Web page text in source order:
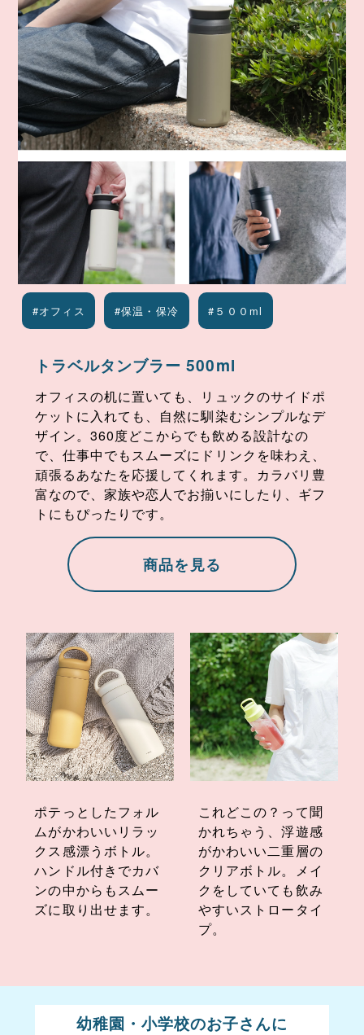
#オフィス #保温・保冷 #５００ml
トラベルタンブラー 500ml
オフィスの机に置いても、リュックのサイドポ
ケットに入れても、自然に馴染むシンプルなデ
ザイン。360度どこからでも飲める設計なの
で、仕事中でもスムーズにドリンクを味わえ、
頑張るあなたを応援してくれます。カラバリ豊
富なので、家族や恋人でお揃いにしたり、ギフ
トにもぴったりです。
商品を見る
ポテっとしたフォル
ムがかわいいリラッ
クス感漂うボトル。
ハンドル付きでカバ
ンの中からもスムー
ズに取り出せます。
これどこの？って聞
かれちゃう、浮遊感
がかわいい二重層の
クリアボトル。メイ
クをしていても飲み
やすいストロータイ
プ。
幼稚園・小学校のお子さんに